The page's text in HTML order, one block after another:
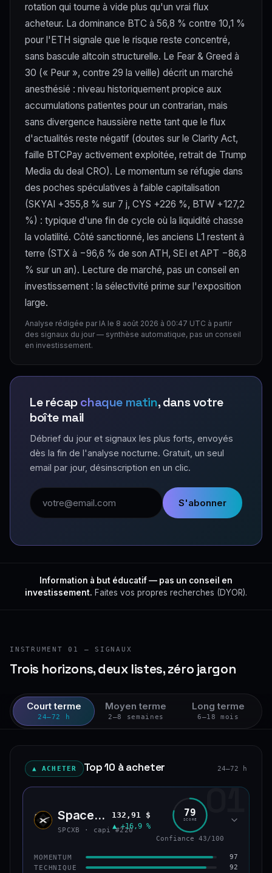
rotation qui tourne à vide plus qu'un vrai flux
acheteur. La dominance BTC à 56,8 % contre 10,1 %
pour l'ETH signale que le risque reste concentré,
sans bascule altcoin structurelle. Le Fear & Greed à
30 (« Peur », contre 29 la veille) décrit un marché
anesthésié : niveau historiquement propice aux
accumulations patientes pour un contrarian, mais
sans divergence haussière nette tant que le flux
d'actualités reste négatif (doutes sur le Clarity Act,
faille BTCPay activement exploitée, retrait de Trump
Media du deal CRO). Le momentum se réfugie dans
des poches spéculatives à faible capitalisation
(SKYAI +355,8 % sur 7 j, CYS +226 %, BTW +127,2
%) : typique d'une fin de cycle où la liquidité chasse
la volatilité. Côté sanctionné, les anciens L1 restent à
terre (STX à −96,6 % de son ATH, SEI et APT −86,8
% sur un an). Lecture de marché, pas un conseil en
investissement : la sélectivité prime sur l'exposition
large.
Analyse rédigée par IA le 8 août 2026 à 00:47 UTC à partir
des signaux du jour — synthèse automatique, pas un conseil
en investissement.
Le récapchaque matin, dans votre
boîte mail
Débrief du jour et signaux les plus forts, envoyés
dès la fin de l'analyse nocturne. Gratuit, un seul
email par jour, désinscription en un clic.
Adresse email
S'abonner
Information à but éducatif — pas un conseil en
investissement. Faites vos propres recherches (DYOR).
INSTRUMENT 01 — SIGNAUX
Trois horizons, deux listes, zéro jargon
Court terme
24–72 h
Moyen terme
2–8 semaines
Long terme
6–18 mois
▲ ACHETER Top 10 à acheter 24–72 h
01
SPCX SpaceX (bStocks Tokenized Stock)
SPCXB · capi #220
132,91 $
▲ +16,9 %
79
SCORE
Confiance 43/100
MOMENTUM 97
TECHNIQUE 92